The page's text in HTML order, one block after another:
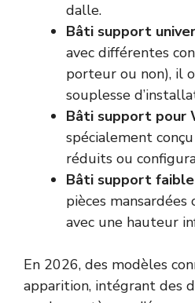
dalle.
Bâti support
avec différentes
porteur ou non), il
souplesse
Bâti support pour
spécialement
réduits ou
Bâti support
pièces mansardées
avec une hauteur
En 2026, des modèles
apparition, intégrant des